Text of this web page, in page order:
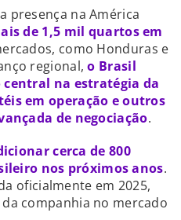
presença na América
de 1,5 mil quartos em
como Honduras e
regional,o Brasil
central na estratégia da
em operação e outros
de negociação.
cerca de 800
nos próximos anos.
oficialmente em 2025,
companhia no mercado